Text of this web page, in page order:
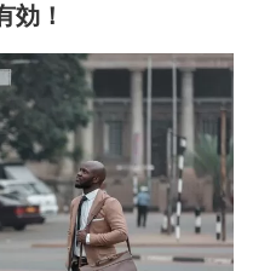
効！